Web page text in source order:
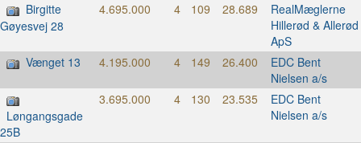
Birgitte
Gøyesvej 28
4.695.000 4 109 28.689 RealMæglerne
Hillerød & Allerød
ApS
Vænget 13
4.195.000 4 149 26.400 EDC Bent
Nielsen a/s
Løngangsgade
25B
3.695.000 4 130 23.535 EDC Bent
Nielsen a/s